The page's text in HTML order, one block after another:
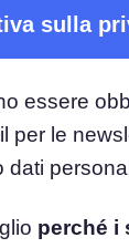
Soluzione all-in-
Scanner dei
sulla
essere
per le
dati
perché i